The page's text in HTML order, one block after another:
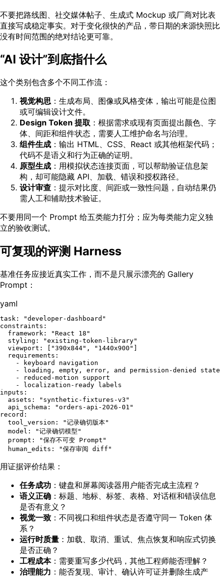
不要把路线图、社交媒体帖子、生成式 Mockup 或厂商对比表
直接写成稳定事实。对于变化很快的产品，带日期的来源快照比
没有时间范围的绝对结论更可靠。
“AI 设计”到底指什么
这个类别包含多个不同工作流：
视觉构思 ：生成布局、图像或风格变体，输出可能是位图
或可编辑设计文件。
Design Token 提取 ：根据需求或现有页面提出颜色、字
体、间距和组件状态，需要人工维护命名与治理。
组件生成 ：输出 HTML、CSS、React 或其他框架代码；
代码不是语义和行为正确的证明。
原型生成 ：用模拟状态连接页面，可以帮助验证信息架
构，却可能隐藏 API、加载、错误和授权路径。
设计审查 ：提示对比度、间距或一致性问题，自动结果仍
需人工和辅助技术验证。
不要用同一个 Prompt 给五类能力打分；应为每类能力定义独
立的验收测试。
可复现的评测 Harness
基准任务应接近真实工作，而不是只展示漂亮的 Gallery
Prompt：
yaml
task:
"developer-dashboard"
constraints:
framework:
"React 18"
styling:
"existing-token-library"
viewport:
"390x844" , "1440x900"
requirements:
-
keyboard
navigation
-
loading, empty, error, and permission-denied
-
reduced-motion
support
-
localization-ready
labels
inputs:
assets:
"synthetic-fixtures-v3"
api_schema:
"orders-api-2026-01"
record:
tool_version:
"记录确切版本"
model:
"记录确切模型"
prompt:
"保存不可变 Prompt"
human_edits:
"保存审阅 diff"
用证据评价结果：
任务成功 ：键盘和屏幕阅读器用户能否完成主流程？
语义正确 ：标题、地标、标签、表格、对话框和错误信息
是否有意义？
视觉一致 ：不同视口和组件状态是否遵守同一 Token 体
系？
运行时质量 ：加载、取消、重试、焦点恢复和响应式切换
是否正确？
工程成本：需要重写多少代码，其他工程师能否理解？
治理能力 ：能否复现、审计、确认许可证并删除生成产